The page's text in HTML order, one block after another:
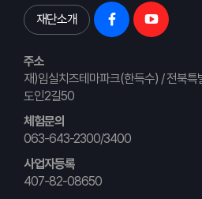
재단소개
주소
재)임실치즈테마파크(한득수) / 전북특
도인2길50
체험문의
063-643-2300/3400
사업자등록
407-82-08650